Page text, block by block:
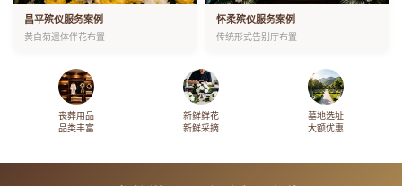
昌平殡仪服务案例
黄白菊遗体伴花布置
怀柔殡仪服务案例
传统形式告别厅布置
丧葬用品
品类丰富
新鲜鲜花
新鲜采摘
墓地选址
大额优惠